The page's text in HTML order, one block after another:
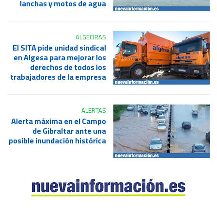
lanchas y motos de agua
ALGECIRAS
El SITA pide unidad sindical
en Algesa para mejorar los
derechos de todos los
trabajadores de la empresa
ALERTAS
Alerta máxima en el Campo
de Gibraltar ante una
posible inundación histórica